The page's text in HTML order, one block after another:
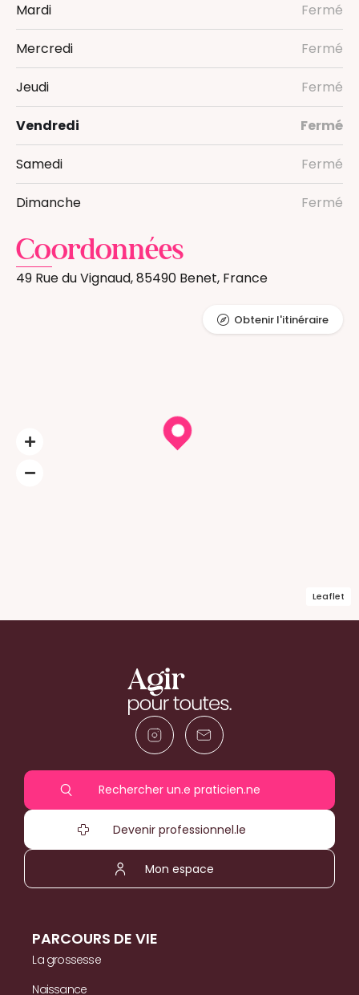
Mardi Fermé
Mercredi Fermé
Jeudi Fermé
Vendredi Fermé
Samedi Fermé
Dimanche Fermé
Coordonnées
49 Rue du Vignaud, 85490 Benet, France
Leaflet
Obtenir l'itinéraire
Rechercher un.e praticien.ne
Devenir professionnel.le
Mon espace
PARCOURS DE VIE
La grossesse
Naissance